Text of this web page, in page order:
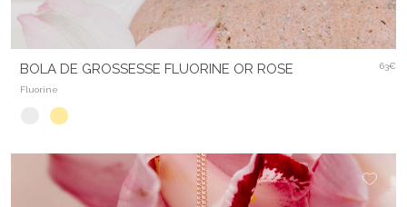
BOLA DE GROSSESSE FLUORINE OR ROSE
Fluorine
63€